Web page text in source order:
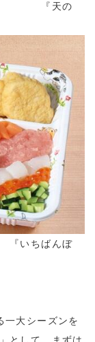
ぼ
一大シーズンを